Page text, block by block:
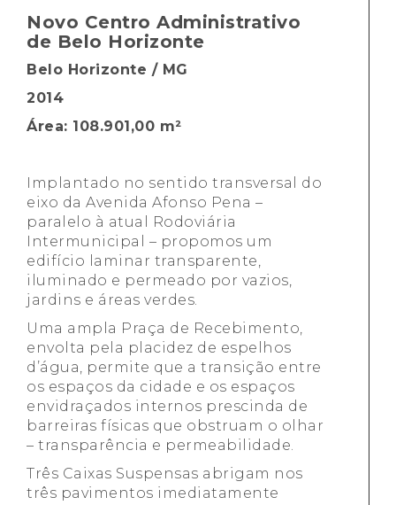
Novo Centro Administrativo
de Belo Horizonte
Belo Horizonte / MG
2014
Área: 108.901,00 m²
Implantado no sentido transversal do
eixo da Avenida Afonso Pena –
paralelo à atual Rodoviária
Intermunicipal – propomos um
edifício laminar transparente,
iluminado e permeado por vazios,
jardins e áreas verdes.
Uma ampla Praça de Recebimento,
envolta pela placidez de espelhos
d’água, permite que a transição entre
os espaços da cidade e os espaços
envidraçados internos prescinda de
barreiras físicas que obstruam o olhar
– transparência e permeabilidade.
Três Caixas Suspensas abrigam nos
três pavimentos imediatamente